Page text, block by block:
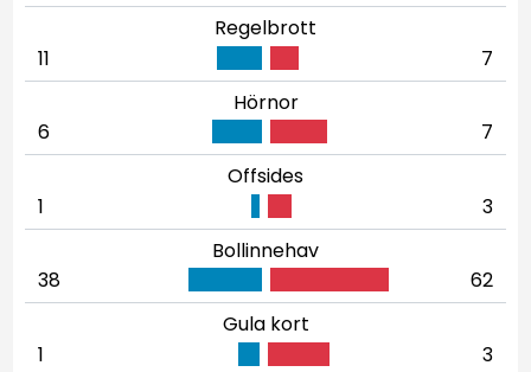
Regelbrott
11
7
Hörnor
6
7
Offsides
1
3
Bollinnehav
38
62
Gula kort
1
3